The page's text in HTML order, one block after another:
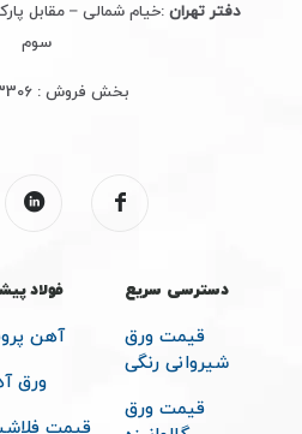
دفتر تهران :خیام شمالی – مقابل
سوم
بخش فروش :
دسترسی سریع
قیمت ورق
شیروانی رنگی
قیمت ورق
فولاد
آهن
ورق